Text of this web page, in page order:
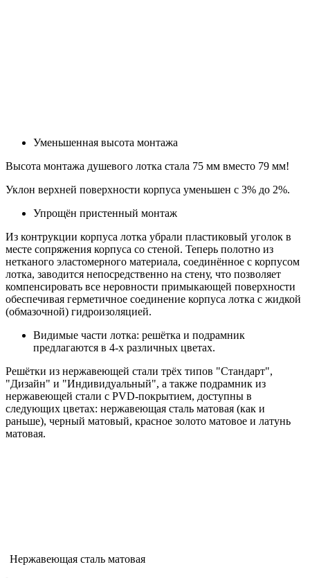
Уменьшенная высота монтажа
Высота монтажа душевого лотка стала 75 мм вместо 79 мм!
Уклон верхней поверхности корпуса уменьшен с 3% до 2%.
Упрощён пристенный монтаж
Из контрукции корпуса лотка убрали пластиковый уголок в
месте сопряжения корпуса со стеной. Теперь полотно из
нетканого эластомерного материала, соединённое с корпусом
лотка, заводится непосредственно на стену, что позволяет
компенсировать все неровности примыкающей поверхности
обеспечивая герметичное соединение корпуса лотка с жидкой
(обмазочной) гидроизоляцией.
Видимые части лотка: решётка и подрамник
предлагаются в 4-х различных цветах.
Решётки из нержавеющей стали трёх типов "Стандарт",
"Дизайн" и "Индивидуальный", а также подрамник из
нержавеющей стали с PVD-покрытием, доступны в
следующих цветах: нержавеющая сталь матовая (как и
раньше), черный матовый, красное золото матовое и латунь
матовая.
Нержавеющая сталь матовая